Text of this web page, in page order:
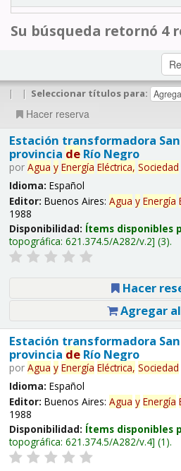
Su búsqueda retornó 4
| | Seleccionar títulos para:
Hacer reserva
Estación transformadora
provincia deRío Negro
por Agua y Energía Eléctrica, Sociedad
Idioma: Español
Editor: Buenos Aires: Agua y Energía
1988
Disponibilidad: Ítems disponibles
topográfica: 621.374.5/A282/v.2 (3).
Hacer
Agregar
Estación transformadora
provincia deRío Negro
por Agua y Energía Eléctrica, Sociedad
Idioma: Español
Editor: Buenos Aires: Agua y Energía
1988
Disponibilidad: Ítems disponibles
topográfica: 621.374.5/A282/v.4 (1).